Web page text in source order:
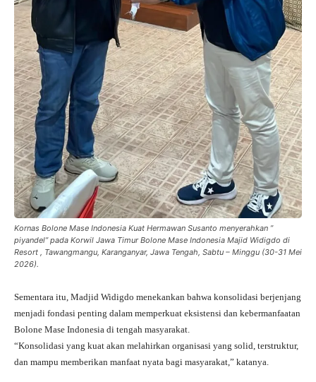
Kornas Bolone Mase Indonesia Kuat Hermawan Susanto menyerahkan ”
piyandel” pada Korwil Jawa Timur Bolone Mase Indonesia Majid Widigdo di
Resort , Tawangmangu, Karanganyar, Jawa Tengah, Sabtu – Minggu (30-31 Mei
2026).
Sementara itu, Madjid Widigdo menekankan bahwa konsolidasi berjenjang
menjadi fondasi penting dalam memperkuat eksistensi dan kebermanfaatan
Bolone Mase Indonesia di tengah masyarakat.
“Konsolidasi yang kuat akan melahirkan organisasi yang solid, terstruktur,
dan mampu memberikan manfaat nyata bagi masyarakat,” katanya.